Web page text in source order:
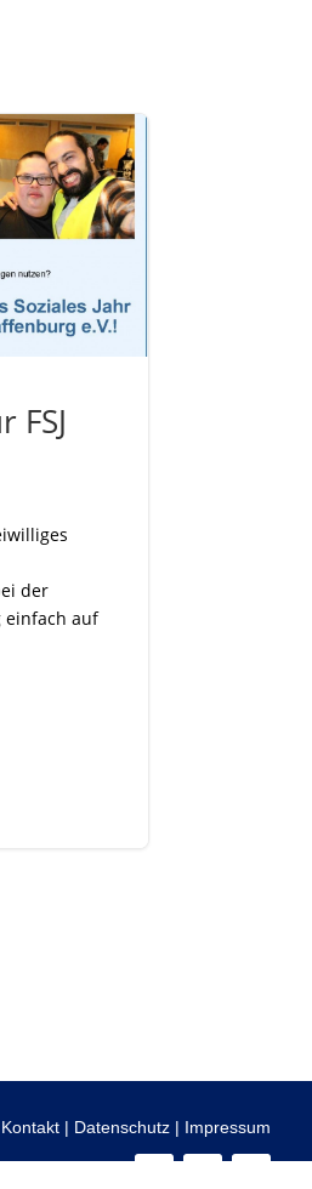
FSJ
der
einfach auf
Kontakt | Datenschutz | Impressum